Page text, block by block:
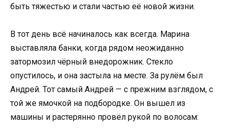
быть тяжестью и стали частью её новой жизни.
В тот день всё начиналось как всегда. Марина
выставляла банки, когда рядом неожиданно
затормозил чёрный внедорожник. Стекло
опустилось, и она застыла на месте. За рулём был
Андрей. Тот самый Андрей — с прежним взглядом, с
той же ямочкой на подбородке. Он вышел из
машины и растерянно провёл рукой по волосам: